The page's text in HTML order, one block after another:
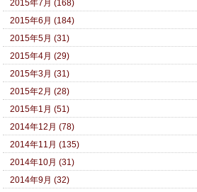
2015年7月 (168)
2015年6月 (184)
2015年5月 (31)
2015年4月 (29)
2015年3月 (31)
2015年2月 (28)
2015年1月 (51)
2014年12月 (78)
2014年11月 (135)
2014年10月 (31)
2014年9月 (32)